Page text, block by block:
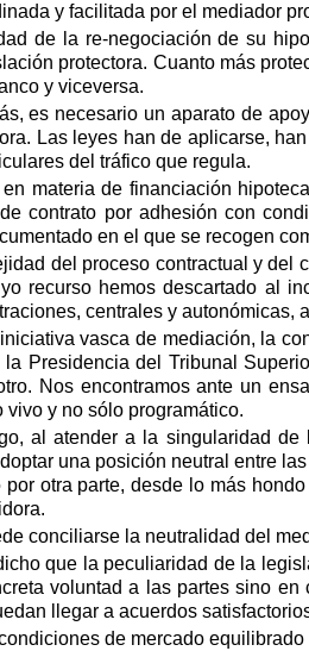
y facilitada por el mediador
de la re-negociación de su
protectora. Cuanto más
y viceversa.
es necesario un aparato de
Las leyes han de aplicarse,
del tráfico que regula.
en materia de financiación
contrato por adhesión con
en el que se recogen
del proceso contractual y del
recurso hemos descartado al
centrales y autonómicas,
vasca de mediación, la
la Presidencia del Tribunal
Nos encontramos ante un
vivo y no sólo programático.
al atender a la singularidad
una posición neutral entre
por otra parte, desde lo más
conciliarse la neutralidad del
que la peculiaridad de la
voluntad a las partes sino
llegar a acuerdos
de mercado